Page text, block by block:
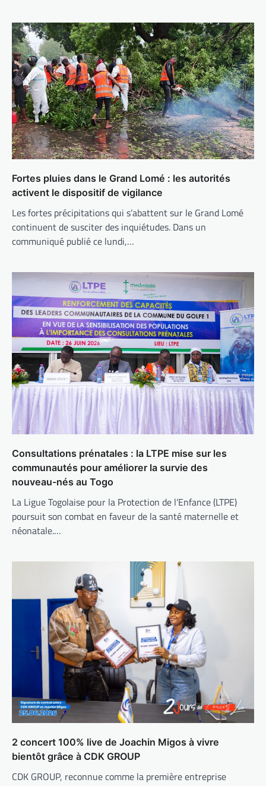
Fortes pluies dans le Grand Lomé : les autorités
activent le dispositif de vigilance
Les fortes précipitations qui s’abattent sur le Grand Lomé
continuent de susciter des inquiétudes. Dans un
communiqué publié ce lundi,…
Consultations prénatales : la LTPE mise sur les
communautés pour améliorer la survie des
nouveau-nés au Togo
La Ligue Togolaise pour la Protection de l’Enfance (LTPE)
poursuit son combat en faveur de la santé maternelle et
néonatale.…
2 concert 100% live de Joachin Migos à vivre
bientôt grâce à CDK GROUP
CDK GROUP, reconnue comme la première entreprise